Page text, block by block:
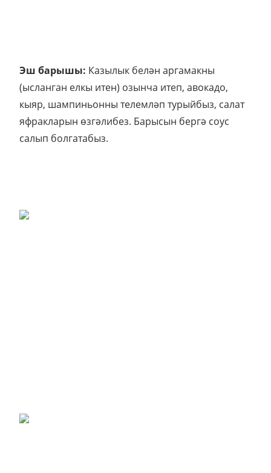
Эш барышы:
Казылык белән аргамакны
(ысланган елкы итен) озынча итеп, авокадо,
кыяр, шампиньонны телемләп турыйбыз, салат
яфракларын өзгәлибез. Барысын бергә соус